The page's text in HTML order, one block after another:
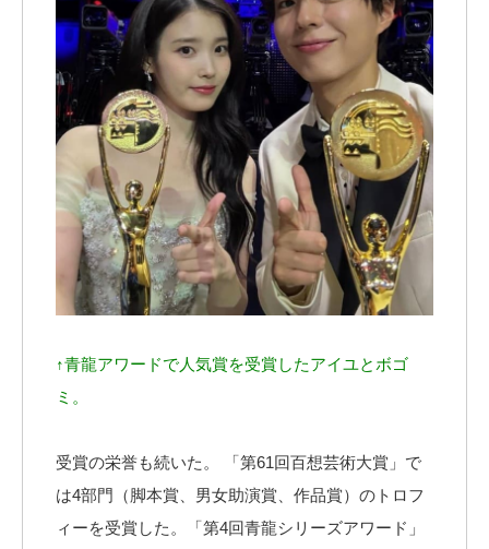
↑青龍アワードで人気賞を受賞したアイユとボゴ
ミ。
受賞の栄誉も続いた。 「第61回百想芸術大賞」で
は4部門（脚本賞、男女助演賞、作品賞）のトロフ
ィーを受賞した。「第4回青龍シリーズアワード」